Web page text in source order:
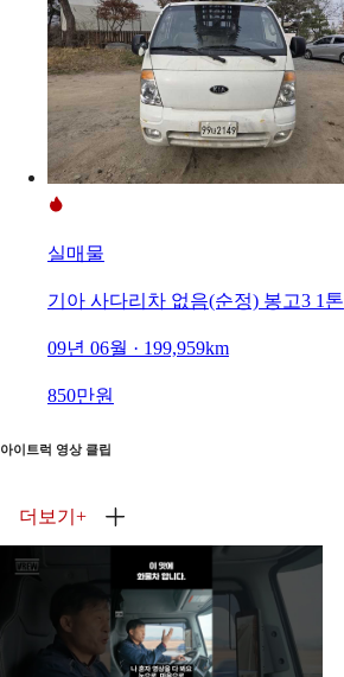
실매물
기아 사다리차 없음(순정) 봉고3 1톤
09년 06월 · 199,959km
850만원
아이트럭 영상 클립
더보기 +